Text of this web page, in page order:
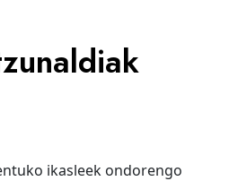
ikasleek ondorengo